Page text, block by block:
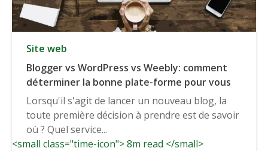
Site web
Blogger vs WordPress vs Weebly: comment
déterminer la bonne plate-forme pour vous
Lorsqu'il s'agit de lancer un nouveau blog, la
toute première décision à prendre est de savoir
où ? Quel service...
<small class="time-icon"> 8m read </small>